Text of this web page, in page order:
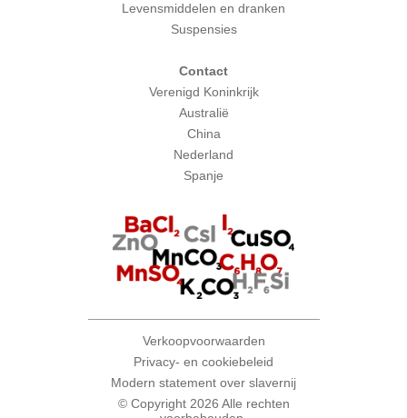
Levensmiddelen en dranken
Suspensies
Contact
Verenigd Koninkrijk
Australië
China
Nederland
Spanje
Verkoopvoorwaarden
Privacy- en cookiebeleid
Modern statement over slavernij
© Copyright 2026 Alle rechten